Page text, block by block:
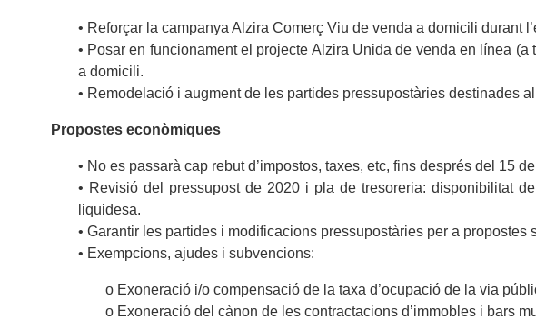
• Reforçar la campanya Alzira Comerç Viu de venda a domicili durant
• Posar en funcionament el projecte Alzira Unida de venda en línea
a domicili.
• Remodelació i augment de les partides pressupostàries destinades
Propostes econòmiques
• No es passarà cap rebut d’impostos, taxes, etc, fins després del 15
• Revisió del pressupost de 2020 i pla de tresoreria: disponibilitat
liquidesa.
• Garantir les partides i modificacions pressupostàries per a propostes
• Exempcions, ajudes i subvencions:
o Exoneració i/o compensació de la taxa d’ocupació de la via
o Exoneració del cànon de les contractacions d’immobles i bars